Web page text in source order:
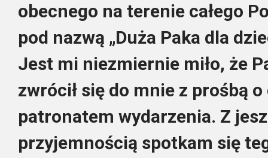
obecnego na terenie całego
pod nazwą „Duża Paka dla
Jest mi niezmiernie miło, że
zwrócił się do mnie z prośbą
patronatem wydarzenia. Z
przyjemnością spotkam się